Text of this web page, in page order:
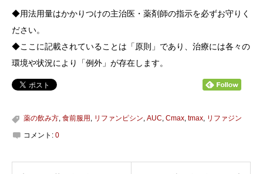
◆用法用量はかかりつけの主治医・薬剤師の指示を必ずお守りく
ださい。
◆ここに記載されていることは「原則」であり、治療には各々の
環境や状況により「例外」が存在します。
薬の飲み方 食前服用 リファンピシン AUC Cmax tmax リファジン
コメント: 0